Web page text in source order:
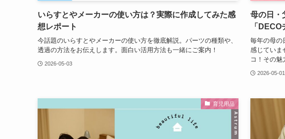
いらすとやメーカーの使い方は？実際に作成してみた感
想レポート
今話題のいらすとやメーカーの使い方を徹底解説。パーツの種類や、
透過の方法をお伝えします。面白い活用方法も一緒にご案内！
2026-05-03
母の日・
「
毎年の母の
感じていま
コ！その魅
2026-05-01
育児用品